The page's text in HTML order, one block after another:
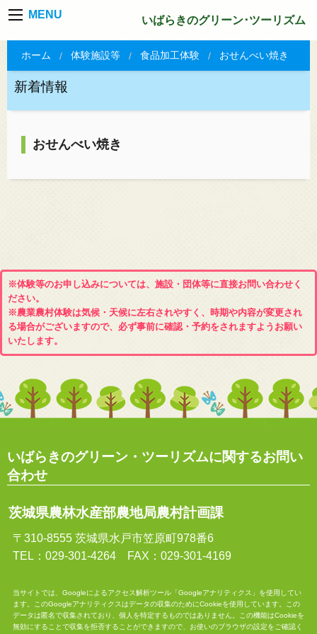
MENU いばらきのグリーン･ツーリズム
ホーム 体験施設等 食品加工体験 おせんべい焼き
新着情報
おせんべい焼き
※体験等のお申し込みについては、施設・団体等に直接お問い合わせく
ださい。
※農業農村体験は気候・天候に左右されやすく、時期や内容が変更され
る場合がございますので、必ず事前に確認・予約をされますようお願い
いたします。
いばらきのグリーン・ツーリズムに関するお問い
合わせ
茨城県農林水産部農地局農村計画課
〒310-8555 茨城県水戸市笠原町978番6
TEL：029-301-4264 FAX：029-301-4169
当サイトでは、Googleによるアクセス解析ツール「Googleアナリティクス」を使用してい
ます。このGoogleアナリティクスはデータの収集のためにCookieを使用しています。この
データは匿名で収集されており、個人を特定するものではありません。この機能はCookieを
無効にすることで収集を拒否することができますので、お使いのブラウザの設定をご確認く